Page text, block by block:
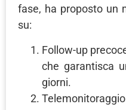
fase, ha proposto un
su:
Follow-up
che garantisca
giorni.